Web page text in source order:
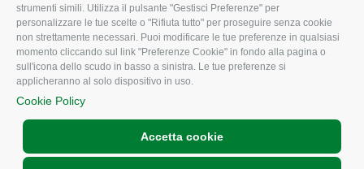
strumenti simili. Utilizza il pulsante "Gestisci Preferenze" per
personalizzare le tue scelte o "Rifiuta tutto" per proseguire senza cookie
non strettamente necessari. Puoi modificare le tue preferenze in qualsiasi
momento cliccando sul link "Preferenze Cookie" in fondo alla pagina o
sull'icona dello scudo in basso a sinistra. Le tue preferenze si
applicheranno al solo dispositivo in uso.
Cookie Policy
Accetta cookie
Video
Iscrizione Newsletter
Newsletter